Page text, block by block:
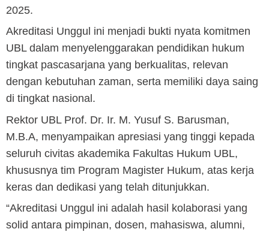
2025.
Akreditasi Unggul ini menjadi bukti nyata komitmen
UBL dalam menyelenggarakan pendidikan hukum
tingkat pascasarjana yang berkualitas, relevan
dengan kebutuhan zaman, serta memiliki daya saing
di tingkat nasional.
Rektor UBL Prof. Dr. Ir. M. Yusuf S. Barusman,
M.B.A, menyampaikan apresiasi yang tinggi kepada
seluruh civitas akademika Fakultas Hukum UBL,
khususnya tim Program Magister Hukum, atas kerja
keras dan dedikasi yang telah ditunjukkan.
“Akreditasi Unggul ini adalah hasil kolaborasi yang
solid antara pimpinan, dosen, mahasiswa, alumni,